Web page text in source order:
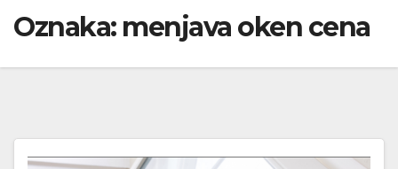
Oznaka: menjava oken cena